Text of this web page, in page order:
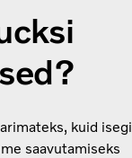
kuid isegi
saavutamiseks